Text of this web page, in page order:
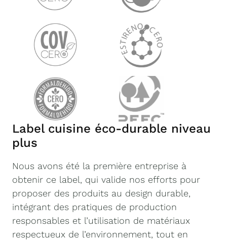
Label cuisine éco-durable niveau
plus
Nous avons été la première entreprise à
obtenir ce label, qui valide nos efforts pour
proposer des produits au design durable,
intégrant des pratiques de production
responsables et l’utilisation de matériaux
respectueux de l’environnement, tout en